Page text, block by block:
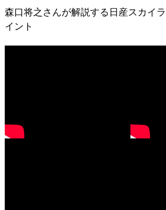
森口将之さんが解説する日産スカイ
イント